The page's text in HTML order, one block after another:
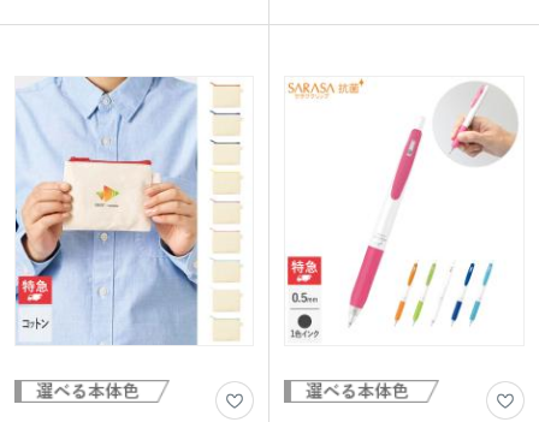
ると宣伝効果バツグンで、リユース率が
1色印刷かフルカラー印刷で、ロゴやブ
ナルグッズや、雑貨店の購入特典などに
おすすめです。